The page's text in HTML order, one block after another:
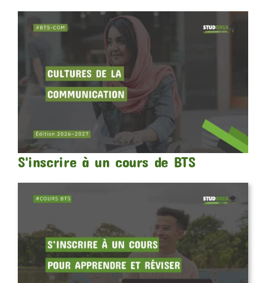
S'inscrire à un cours de BTS